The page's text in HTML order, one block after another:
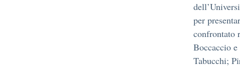
per
confrontato
Boccaccio
Tabucchi;